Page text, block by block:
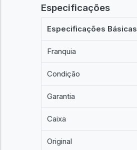
Especificações
Especificações Básicas
Franquia
Condição
Garantia
Caixa
Original